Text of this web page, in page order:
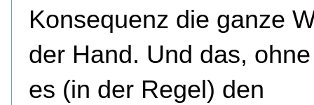
Konsequenz die ganze
der Hand. Und das,
es (in der Regel) den